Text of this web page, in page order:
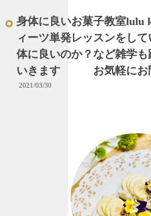
身体に良いお菓子教室lulu
ィーツ単発レッスンをし
体に良いのか？など雑学
いきます お気軽にお
2021/03/30